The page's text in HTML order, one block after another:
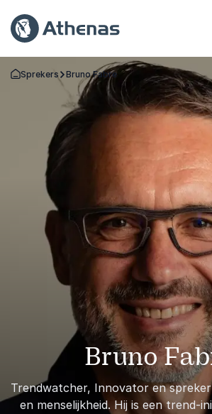
Terug naar de startpagina
Sprekers Bruno Fabre
Bruno
Trendwatcher, Innovator en
en menselijkheid. Hij is een trend-